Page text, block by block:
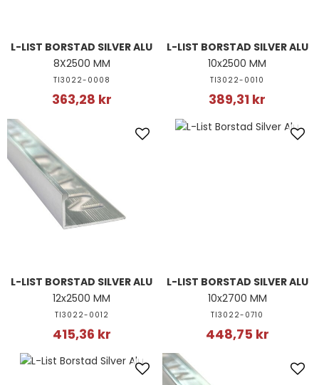
L-LIST BORSTAD SILVER ALU
8X2500 MM
TI3022-0008
363,28 kr
L-LIST BORSTAD SILVER ALU
10x2500 MM
TI3022-0010
389,31 kr
L-LIST BORSTAD SILVER ALU
12x2500 MM
TI3022-0012
415,36 kr
L-LIST BORSTAD SILVER ALU
10x2700 MM
TI3022-0710
448,75 kr